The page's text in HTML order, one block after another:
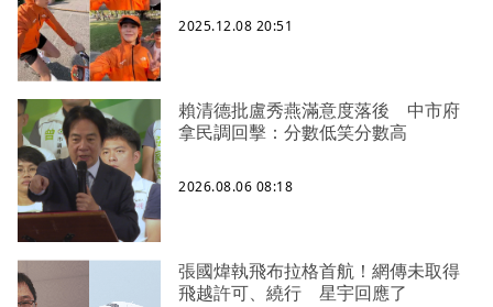
2025.12.08 20:51
賴清德批盧秀燕滿意度落後 中市府
拿民調回擊：分數低笑分數高
2026.08.06 08:18
張國煒執飛布拉格首航！網傳未取得
飛越許可、繞行 星宇回應了